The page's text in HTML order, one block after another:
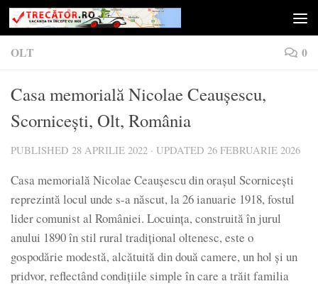
Skip to content
OLT 0
Casa memorială Nicolae Ceaușescu,
Scornicești, Olt, România
PUBLISHED 28 APRILIE 2022 · UPDATED 26 FEBRUARIE 2026
Casa memorială Nicolae Ceaușescu din orașul Scornicești
reprezintă locul unde s-a născut, la 26 ianuarie 1918, fostul
lider comunist al României. Locuința, construită în jurul
anului 1890 în stil rural tradițional oltenesc, este o
gospodărie modestă, alcătuită din două camere, un hol și un
pridvor, reflectând condițiile simple în care a trăit familia